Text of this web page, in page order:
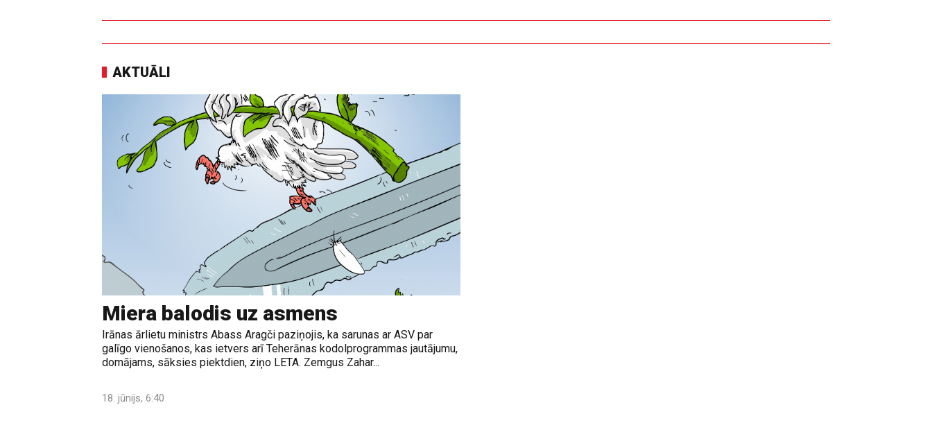
AKTUĀLI
Miera balodis uz asmens
Irānas ārlietu ministrs Abass Aragči paziņojis, ka sarunas ar ASV par
galīgo vienošanos, kas ietvers arī Teherānas kodolprogrammas jautājumu,
domājams, sāksies piektdien, ziņo LETA. Zemgus Zahar...
18. jūnijs, 6:40